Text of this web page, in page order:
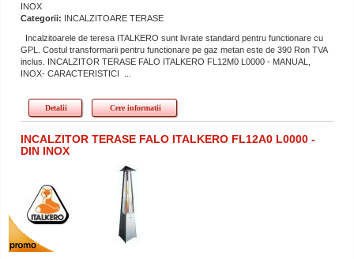
INOX
Categorii: INCALZITOARE TERASE
Incalzitoarele de teresa ITALKERO sunt livrate standard pentru functionare cu
GPL. Costul transformarii pentru functionare pe gaz metan este de 390 Ron TVA
inclus. INCALZITOR TERASE FALO ITALKERO FL12M0 L0000 - MANUAL,
INOX- CARACTERISTICI ...
Detalii Cere informatii
INCALZITOR TERASE FALO ITALKERO FL12A0 L0000 -
DIN INOX